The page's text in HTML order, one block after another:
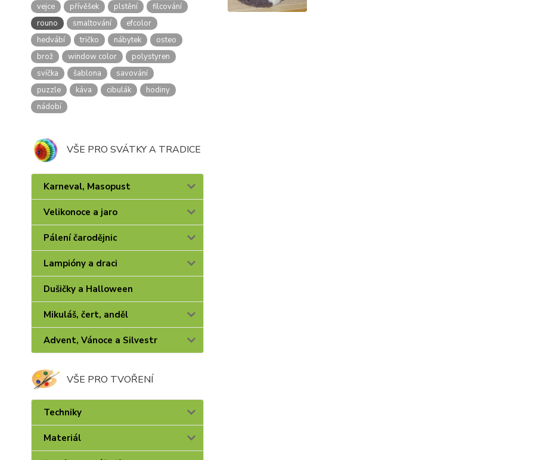
vejce
přívěšek plstění
filcování
rouno
smaltování
efcolor
hedvábí
tričko nábytek
osteo
brož
window color
polystyren
svíčka
šablona
savování
puzzle
káva cibulák
hodiny
nádobí
VŠE PRO SVÁTKY A TRADICE
Karneval, Masopust
Velikonoce a jaro
Pálení čarodějnic
Lampióny a draci
Dušičky a Halloween
Mikuláš, čert, anděl
Advent, Vánoce a Silvestr
VŠE PRO TVOŘENÍ
Techniky
Materiál